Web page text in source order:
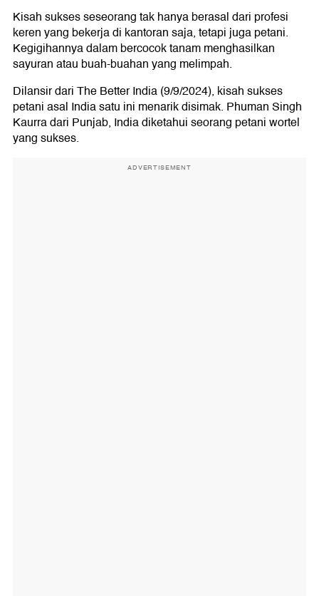
Kisah sukses seseorang tak hanya berasal dari profesi
keren yang bekerja di kantoran saja, tetapi juga petani.
Kegigihannya dalam bercocok tanam menghasilkan
sayuran atau buah-buahan yang melimpah.
Dilansir dari The Better India (9/9/2024), kisah sukses
petani asal India satu ini menarik disimak. Phuman Singh
Kaurra dari Punjab, India diketahui seorang petani wortel
yang sukses.
ADVERTISEMENT